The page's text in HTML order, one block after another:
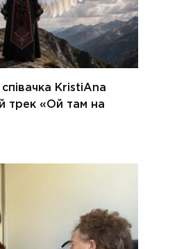
KristiAna
трек «Ой там на